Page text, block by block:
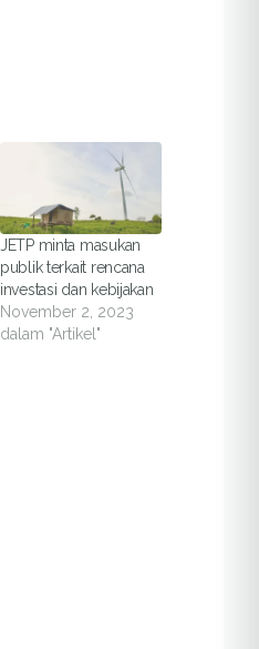
JETP minta masukan
publik terkait rencana
investasi dan kebijakan
November 2, 2023
dalam "Artikel"